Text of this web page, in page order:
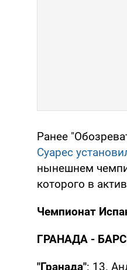
Ранее
Суарес
нынешнем
которого в
Чемпионат
ГРАНАДА -
"Гранада": 13.